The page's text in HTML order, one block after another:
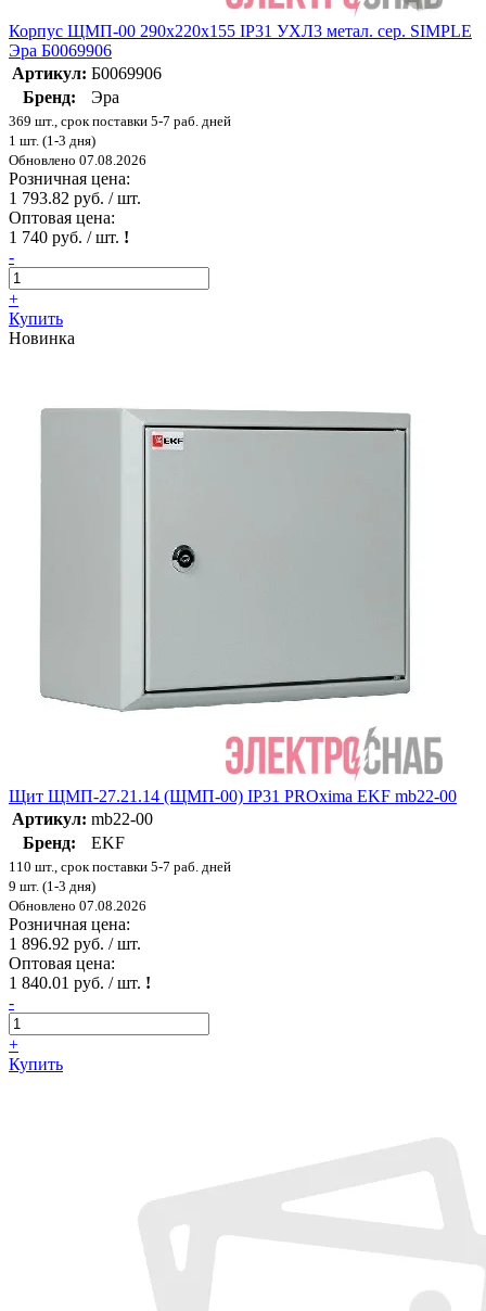
Корпус ЩМП-00 290х220х155 IP31 УХЛ3 метал. сер. SIMPLE
Эра Б0069906
Артикул: Б0069906
Бренд:
Эра
369 шт., срок поставки 5-7 раб. дней
1 шт. (1-3 дня)
Обновлено 07.08.2026
Розничная цена:
1 793.82 руб. / шт.
Оптовая цена:
1 740 руб. / шт. !
-
+
Купить
Новинка
Щит ЩМП-27.21.14 (ЩМП-00) IP31 PROxima EKF mb22-00
Артикул: mb22-00
Бренд:
EKF
110 шт., срок поставки 5-7 раб. дней
9 шт. (1-3 дня)
Обновлено 07.08.2026
Розничная цена:
1 896.92 руб. / шт.
Оптовая цена:
1 840.01 руб. / шт. !
-
+
Купить